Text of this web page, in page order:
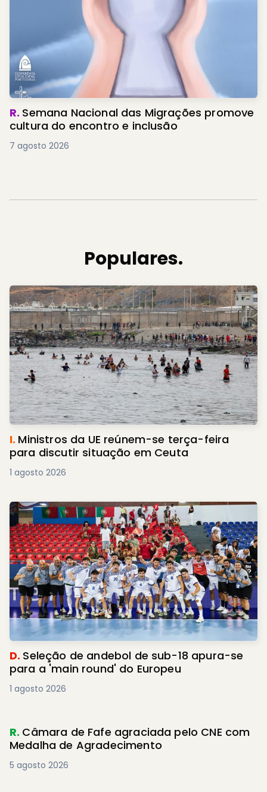
R. Semana Nacional das Migrações promove
cultura do encontro e inclusão
7 agosto 2026
Populares.
I. Ministros da UE reúnem-se terça-feira
para discutir situação em Ceuta
1 agosto 2026
D. Seleção de andebol de sub-18 apura-se
para a 'main round' do Europeu
1 agosto 2026
R. Câmara de Fafe agraciada pelo CNE com
Medalha de Agradecimento
5 agosto 2026